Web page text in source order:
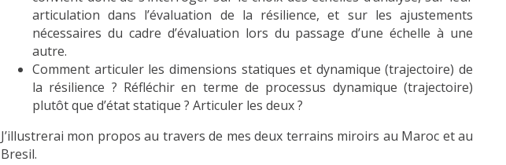
articulation dans l’évaluation de la résilience, et sur les ajustements
nécessaires du cadre d’évaluation lors du passage d’une échelle à une
autre.
Comment articuler les dimensions statiques et dynamique (trajectoire) de
la résilience ? Réfléchir en terme de processus dynamique (trajectoire)
plutôt que d’état statique ? Articuler les deux ?
J’illustrerai mon propos au travers de mes deux terrains miroirs au Maroc et au
Bresil.